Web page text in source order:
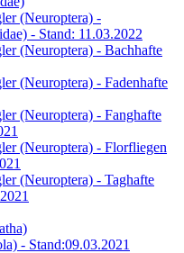
(Neuroptera) -
- Stand: 11.03.2022
(Neuroptera) - Bachhafte
(Neuroptera) - Fadenhafte
(Neuroptera) - Fanghafte
(Neuroptera) - Florfliegen
(Neuroptera) - Taghafte
- Stand:09.03.2021